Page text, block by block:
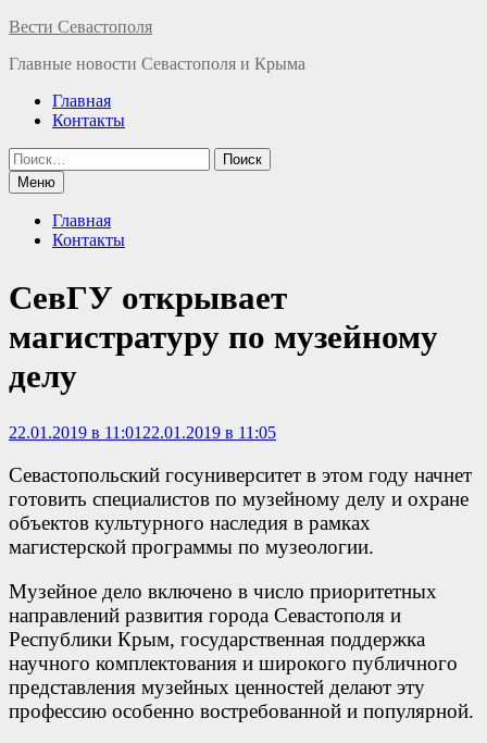
Перейти
содержимому
Вести Севастополя
Главные новости Севастополя и Крыма
Главная
Контакты
Найти:
Меню
Главная
Контакты
СевГУ открывает
магистратуру по музейному
делу
22.01.2019 в 11:0122.01.2019 в 11:05
Севастопольский госуниверситет в этом году начнет
готовить специалистов по музейному делу и охране
объектов культурного наследия в рамках
магистерской программы по музеологии.
Музейное дело включено в число приоритетных
направлений развития города Севастополя и
Республики Крым, государственная поддержка
научного комплектования и широкого публичного
представления музейных ценностей делают эту
профессию особенно востребованной и популярной.